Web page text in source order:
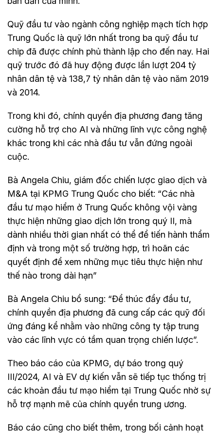
Quỹ đầu tư vào ngành công nghiệp mạch tích hợp
Trung Quốc là quỹ lớn nhất trong ba quỹ đầu tư
chip đã được chính phủ thành lập cho đến nay. Hai
quỹ trước đó đã huy động được lần lượt 204 tỷ
nhân dân tệ và 138,7 tỷ nhân dân tệ vào năm 2019
và 2014.
Trong khi đó, chính quyền địa phương đang tăng
cường hỗ trợ cho AI và những lĩnh vực công nghệ
khác trong khi các nhà đầu tư vẫn đứng ngoài
cuộc.
Bà Angela Chiu, giám đốc chiến lược giao dịch và
M&A tại KPMG Trung Quốc cho biết: “Các nhà
đầu tư mạo hiểm ở Trung Quốc không vội vàng
thực hiện những giao dịch lớn trong quý II, mà
dành nhiều thời gian nhất có thể để tiến hành thẩm
định và trong một số trường hợp, trì hoãn các
quyết định để xem những mục tiêu thực hiện như
thế nào trong dài hạn”
Bà Angela Chiu bổ sung: “Để thúc đẩy đầu tư,
chính quyền địa phương đã cung cấp các quỹ đối
ứng đáng kể nhằm vào những công ty tập trung
vào các lĩnh vực có tầm quan trọng chiến lược”.
Theo báo cáo của KPMG, dự báo trong quý
III/2024, AI và EV dự kiến vẫn sẽ tiếp tục thống trị
các khoản đầu tư mạo hiểm tại Trung Quốc nhờ sự
hỗ trợ mạnh mẽ của chính quyền trung ương.
Báo cáo cũng cho biết thêm, trong bối cảnh hoạt